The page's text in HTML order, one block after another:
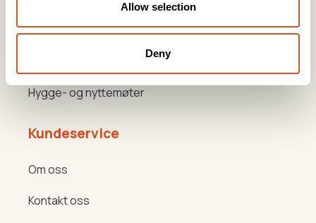
Allow selection
Deny
Varemerker
Beauty og Helse Akademiet
Hygge- og nyttemøter
Kundeservice
Om oss
Kontakt oss